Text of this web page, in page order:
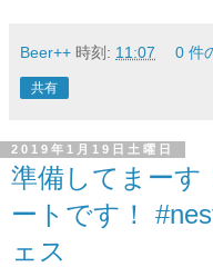
Beer++ 時刻: 11:07 0 件
共有
2019年1月19日土曜日
準備してまーす
ートです！
ェス